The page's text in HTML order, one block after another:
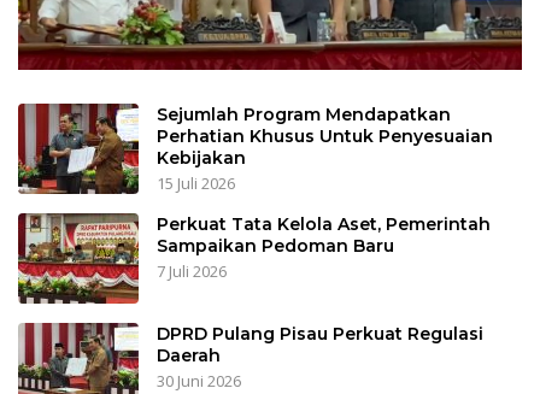
Sejumlah Program Mendapatkan
Perhatian Khusus Untuk Penyesuaian
Kebijakan
15 Juli 2026
Perkuat Tata Kelola Aset, Pemerintah
Sampaikan Pedoman Baru
7 Juli 2026
DPRD Pulang Pisau Perkuat Regulasi
Daerah
30 Juni 2026